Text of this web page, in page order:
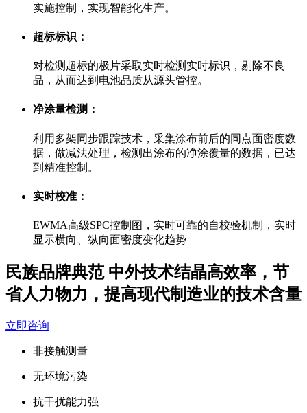
实施控制，实现智能化生产。
超标标识：
对检测超标的极片采取实时检测实时标识，剔除不良
品，从而达到电池品质从源头管控。
净涂量检测：
利用多架同步跟踪技术，采集涂布前后的同点面密度数
据，做减法处理，检测出涂布的净涂覆量的数据，已达
到精准控制。
实时校准：
EWMA高级SPC控制图，实时可靠的自校验机制，实时
显示横向、纵向面密度变化趋势
民族品牌典范 中外技术结晶高效率，节
省人力物力，提高现代制造业的技术含量
立即咨询
非接触测量
无环境污染
抗干扰能力强